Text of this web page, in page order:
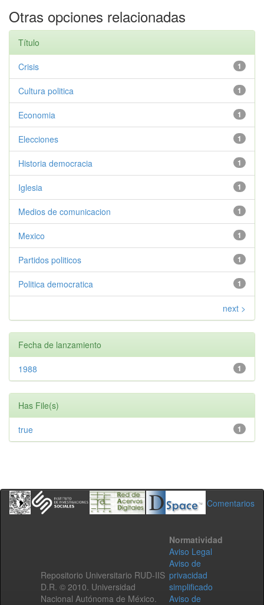
Otras opciones relacionadas
Título
1
Crisis
1
Cultura politica
1
Economia
1
Elecciones
1
Historia democracia
1
Iglesia
1
Medios de comunicacion
1
Mexico
1
Partidos politicos
1
Politica democratica
next >
Fecha de lanzamiento
1
1988
Has File(s)
1
true
Comentarios
Repositorio Universitario RUD-IIS
D.R. © 2010. Universidad
Nacional Autónoma de México.
Normatividad
Aviso Legal
Aviso de
privacidad
simplificado
Aviso de